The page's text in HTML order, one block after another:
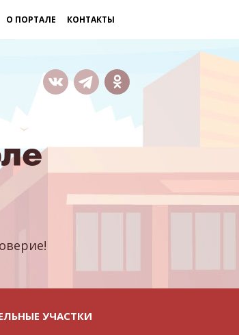
О ПОРТАЛЕ КОНТАКТЫ
УЧАСТКИ